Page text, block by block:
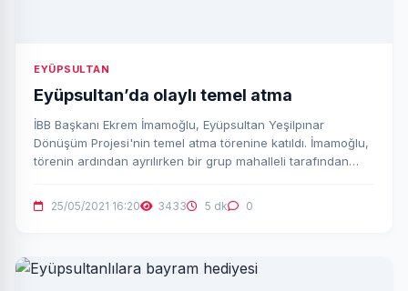
EYÜPSULTAN
Eyüpsultan’da olaylı temel atma
İBB Başkanı Ekrem İmamoğlu, Eyüpsultan Yeşilpınar
Dönüşüm Projesi'nin temel atma törenine katıldı. İmamoğlu,
törenin ardından ayrılırken bir grup mahalleli tarafından
25/05/2021 16:20 3433 5 dk 0